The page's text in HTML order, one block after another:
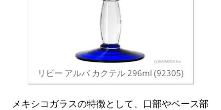
リビー アルバ カクテル 296ml (92305)
メキシコガラスの特徴として、口部やベース部